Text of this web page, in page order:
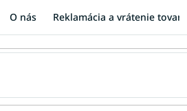
O nás Reklamácia a vrátenie tovaru